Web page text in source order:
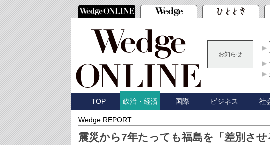
お知らせ
TOP 政治・経済 国際 ビジネス 社
Wedge REPORT
震災から7年たっても福島を「差別さ